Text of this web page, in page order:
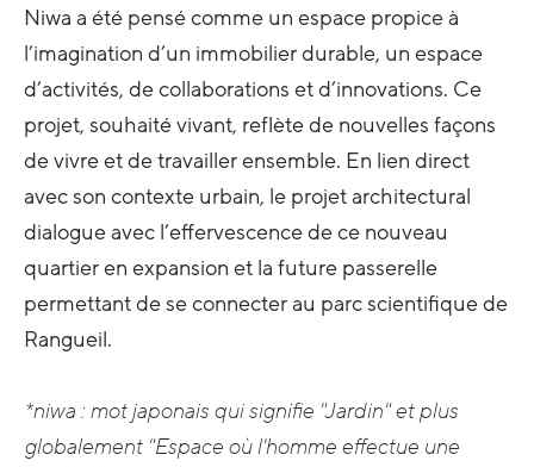
Niwa a été pensé comme un espace propice à
l’imagination d’un immobilier durable, un espace
d’activités, de collaborations et d’innovations. Ce
projet, souhaité vivant, reflète de nouvelles façons
de vivre et de travailler ensemble. En lien direct
avec son contexte urbain, le projet architectural
dialogue avec l’effervescence de ce nouveau
quartier en expansion et la future passerelle
permettant de se connecter au parc scientifique de
Rangueil.
*niwa : mot japonais qui signifie "Jardin" et plus
globalement "Espace où l'homme effectue une